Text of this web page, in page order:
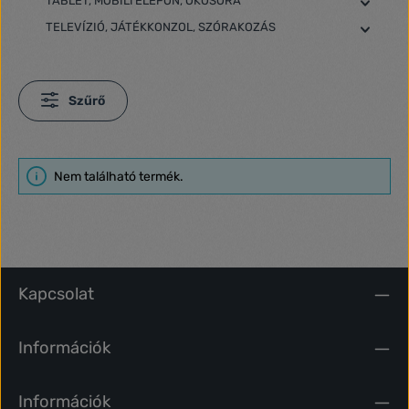
TELEVÍZIÓ, JÁTÉKKONZOL, SZÓRAKOZÁS
Szűrő
Nem található termék.
Kapcsolat
Információk
Információk